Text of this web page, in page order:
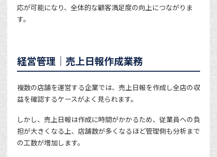
応が可能になり、全体的な顧客満足度の向上につながりま
す。
経営管理｜売上日報作成業務
複数の店舗を運営する企業では、売上日報を作成し全店の収
益を確認するケースがよく見られます。
しかし、売上日報は作成に時間がかかるため、従業員への負
担が大きくなる上、店舗数が多くなるほど管理側も分析まで
の工数が増加します。